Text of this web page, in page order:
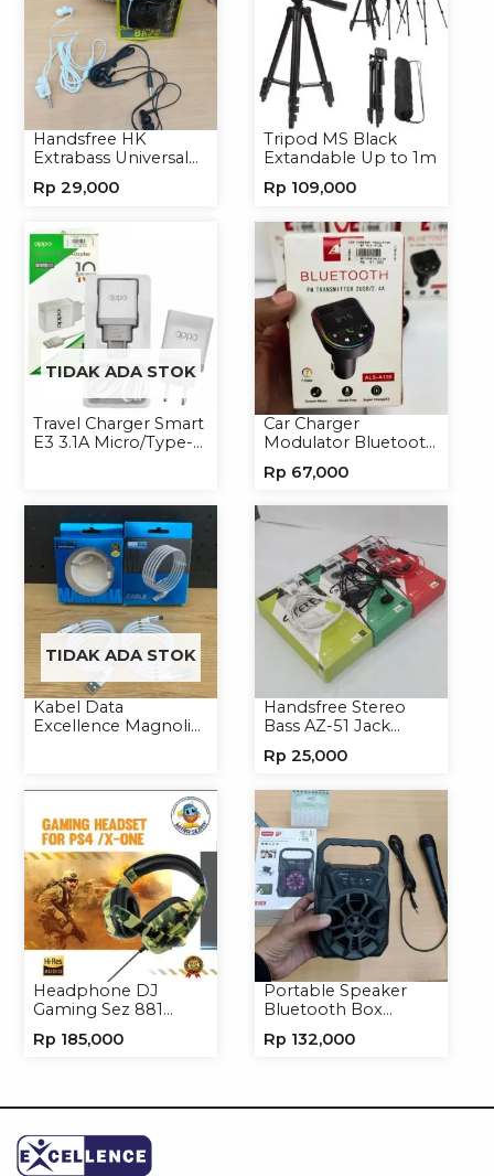
Handsfree HK
Extrabass Universal
Earphone Headset
Rp 29,000
Tripod MS Black
Extandable Up to 1m
Rp 109,000
TIDAK ADA STOK
Travel Charger Smart
E3 3.1A Micro/Type-C
Car Charger
Modulator Bluetooth
Handphone
Rp 67,000
TIDAK ADA STOK
Kabel Data
Excellence Magnolia
Handsfree Stereo
Bass AZ-51 Jack
Headset
Rp 25,000
Headphone DJ
Gaming Sez 881
Headset
Rp 185,000
Portable Speaker
Bluetooth Box
Portable Wireless
Rp 132,000